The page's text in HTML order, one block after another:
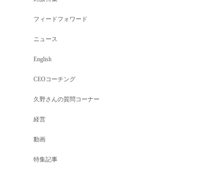
フィードフォワード
ニュース
English
CEOコーチング
久野さんの質問コーナー
経営
動画
特集記事